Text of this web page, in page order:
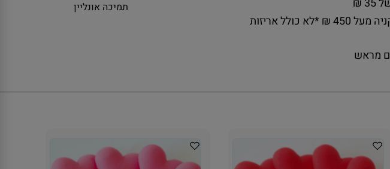
₪
משלוח חינם עד הבית בקניה מעל 450 ₪ *לא כולל אריזות
מראש
תמיכה אונליין